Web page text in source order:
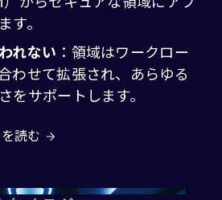
す。
れない ：領域はワークロー
わせて拡張され、あらゆる
をサポートします。
読む